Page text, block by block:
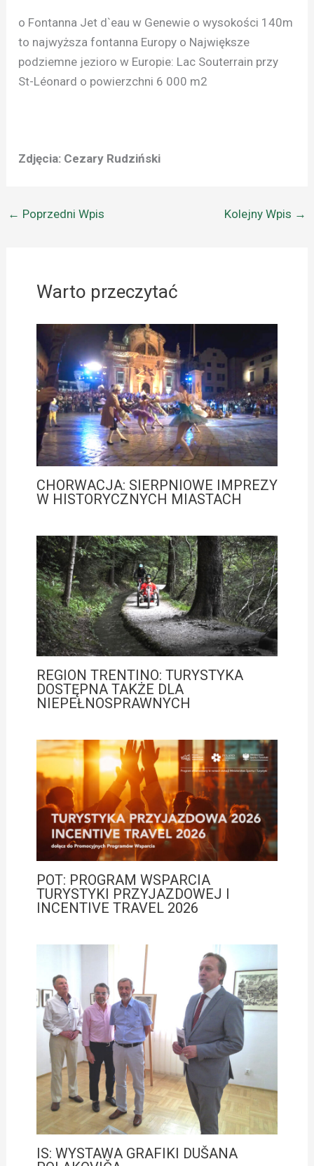
o Fontanna Jet d`eau w Genewie o wysokości 140m
to najwyższa fontanna Europy o Największe
podziemne jezioro w Europie: Lac Souterrain przy
St-Léonard o powierzchni 6 000 m2
Zdjęcia: Cezary Rudziński
← Poprzedni Wpis Kolejny Wpis →
Warto przeczytać
CHORWACJA: SIERPNIOWE IMPREZY
W HISTORYCZNYCH MIASTACH
REGION TRENTINO: TURYSTYKA
DOSTĘPNA TAKŻE DLA
NIEPEŁNOSPRAWNYCH
POT: PROGRAM WSPARCIA
TURYSTYKI PRZYJAZDOWEJ I
INCENTIVE TRAVEL 2026
IS: WYSTAWA GRAFIKI DUŠANA